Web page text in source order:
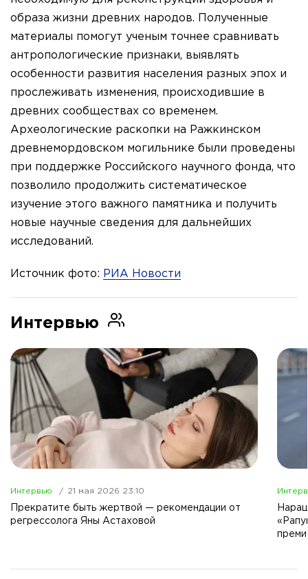
образа жизни древних народов. Полученные
материалы помогут ученым точнее сравнивать
антропологические признаки, выявлять
особенности развития населения разных эпох и
прослеживать изменения, происходившие в
древних сообществах со временем.
Археологические раскопки на Ражкинском
древнемордовском могильнике были проведены
при поддержке Российского научного фонда, что
позволило продолжить систематическое
изучение этого важного памятника и получить
новые научные сведения для дальнейших
исследований.
Источник фото: РИА Новости
Интервью
Интервью 21 мая 2026 23:10
Прекратите быть жертвой — рекомендации от
регрессолога Яны Астаховой